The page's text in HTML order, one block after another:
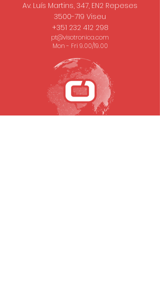
Av. Luís Martins, 347, EN2 Repeses
3500-719 Viseu
+351 232 412 298
pt@visotronica.com
Mon - Fri 9.00/19.00